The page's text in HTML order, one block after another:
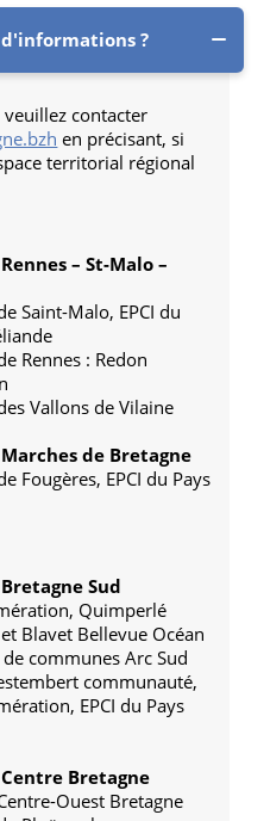
?
contacter
en précisant, si
territorial régional
– St-Malo –
Saint-Malo, EPCI du
Rennes : Redon
Vallons de Vilaine
de Bretagne
Fougères, EPCI du Pays
Sud
Quimperlé
Blavet Bellevue Océan
communes Arc Sud
communauté,
EPCI du Pays
Bretagne
Ouest Bretagne